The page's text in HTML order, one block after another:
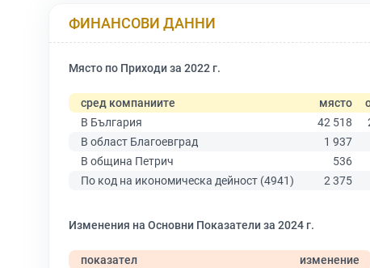
ФИНАНСОВИ ДАННИ
Място по Приходи за 2022 г.
сред компаниите място
В България
42 518
В област Благоевград
1 937
В община Петрич
536
По код на икономическа дейност (4941)
2 375
Изменения на Основни Показатели за 2024 г.
показател
изменение